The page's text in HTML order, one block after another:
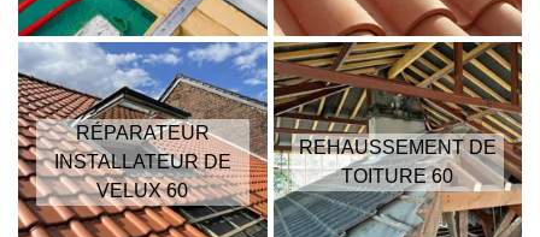
RÉPARATEUR
INSTALLATEUR DE
VELUX 60
REHAUSSEMENT DE
TOITURE 60